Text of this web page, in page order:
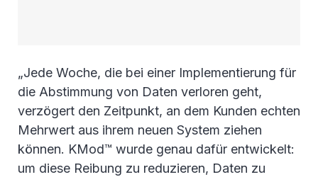
„Jede Woche, die bei einer Implementierung für
die Abstimmung von Daten verloren geht,
verzögert den Zeitpunkt, an dem Kunden echten
Mehrwert aus ihrem neuen System ziehen
können. KMod™ wurde genau dafür entwickelt:
um diese Reibung zu reduzieren, Daten zu